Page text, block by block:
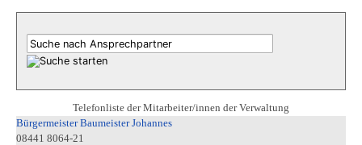
Telefonliste der Mitarbeiter/innen der Verwaltung
Bürgermeister Baumeister Johannes
08441 8064-21